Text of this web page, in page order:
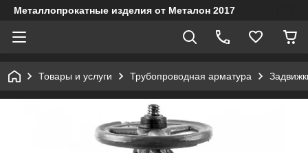
Металлопрокатные изделия от Металон 2017
Товары и услуги Трубопроводная арматура